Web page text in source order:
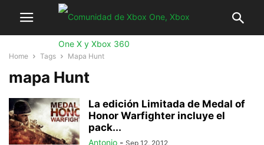
Home Tags Mapa Hunt
mapa Hunt
La edición Limitada de Medal of
Honor Warfighter incluye el
pack...
Antonio - Sep 12, 2012